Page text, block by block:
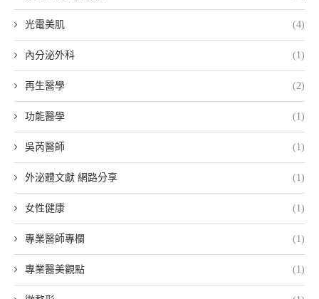
光電美肌 (4)
內分泌外科 (1)
再生醫學 (2)
功能醫學 (1)
吳芮醫師 (1)
外泌體文獻 網路分享 (1)
女性健康 (1)
專業醫師專欄 (1)
專業醫美觀點 (1)